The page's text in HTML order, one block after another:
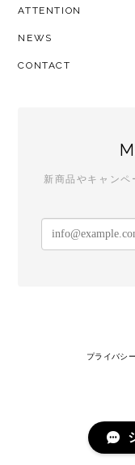
ATTENTION
NEWS
CONTACT
新商品やキャンペ
プライバシ